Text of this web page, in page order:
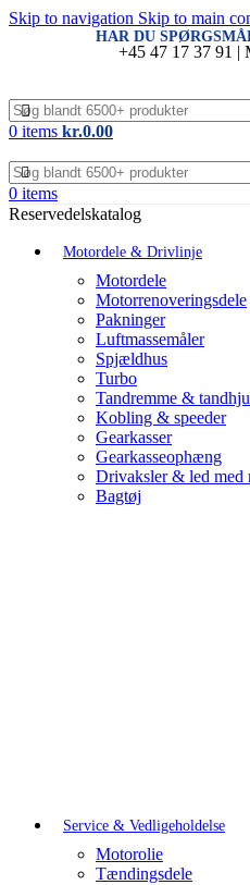
Skip to navigation Skip to main
HAR DU
+45 47 17 37 91
0 items kr.0.00
0 items
Reservedelskatalog
Motordele & Drivlinje
Motordele
Motorrenoveringsdele
Pakninger
Luftmassemåler
Spjældhus
Turbo
Tandremme &
Kobling & speeder
Gearkasser
Gearkasseophæng
Drivaksler & led med
Bagtøj
Service & Vedligeholdelse
Motorolie
Tændingsdele